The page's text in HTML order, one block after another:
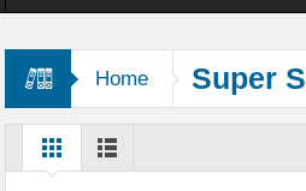
Home Super